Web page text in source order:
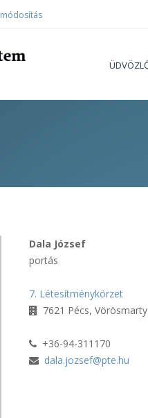
módosítás
Dala József
portás
7. Létesítménykörzet
7621 Pécs,
+36-94-311170
dala.jozsef@pte.hu